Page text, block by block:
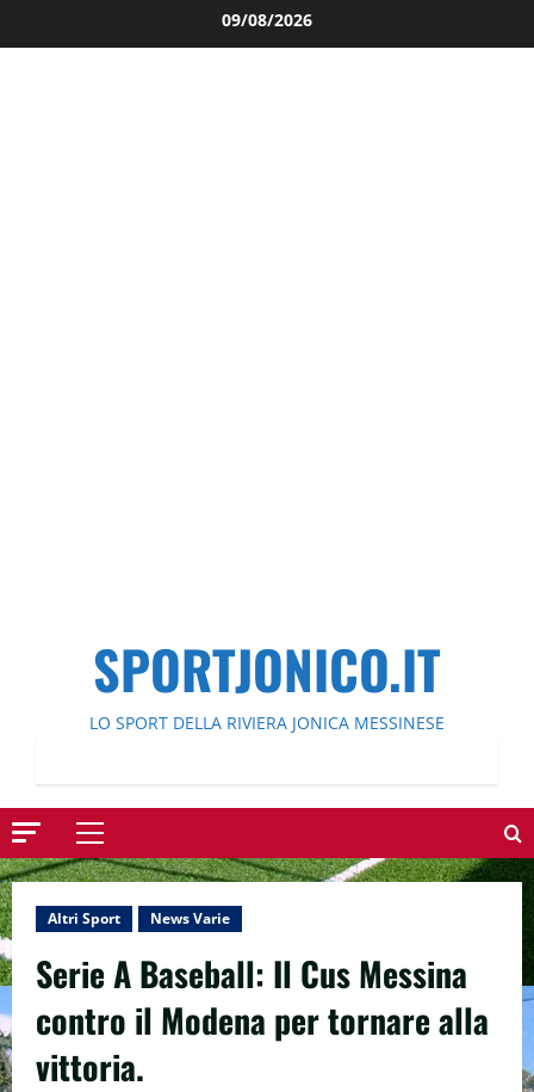
al
09/08/2026
SPORTJONICO.IT
LO SPORT DELLA RIVIERA JONICA MESSINESE
Menu
principale
Altri Sport News Varie
Serie A Baseball: Il Cus Messina
contro il Modena per tornare alla
vittoria.